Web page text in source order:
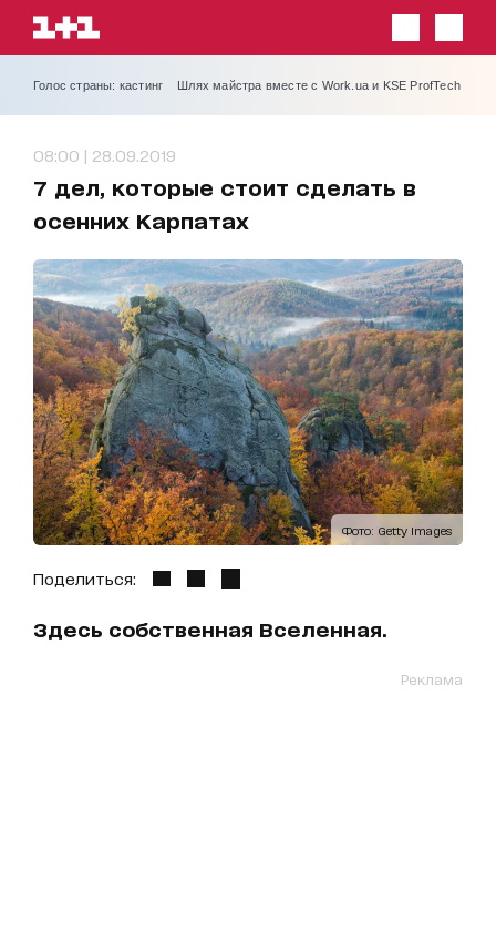
Голос страны: кастинг Шлях майстра вместе с Work.ua и KSE ProfTech
08:00 | 28.09.2019
7 дел, которые стоит сделать в
осенних Карпатах
Фото: Getty Images
Поделиться:
Здесь собственная Вселенная.
Реклама